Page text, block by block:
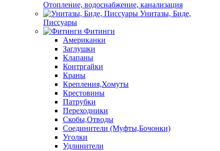
Отопление, водоснабжение, канализация
Унитазы, Биде,
Писсуары
Фитинги
Американки
Заглушки
Клапаны
Контргайки
Краны
Крепления,Хомуты
Крестовины
Патрубки
Переходники
Скобы,Отводы
Соединители (Муфты,Бочонки)
Уголки
Удлинители